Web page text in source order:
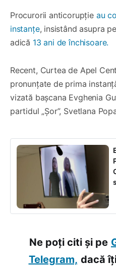
Procurorii anticorupție au
instanțe, insistând asupra
adică 13 ani de închisoare.
Recent, Curtea de Apel
pronunțate de prima
vizată bașcana Evghenia
partidul „Șor”, Svetlana
Ne poți citi și pe
Telegram, dacă